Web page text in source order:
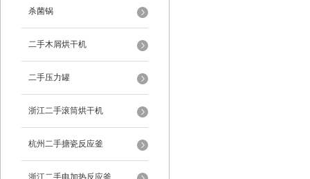
杀菌锅
二手木屑烘干机
二手压力罐
浙江二手滚筒烘干机
杭州二手搪瓷反应釜
浙江二手电加热反应釜